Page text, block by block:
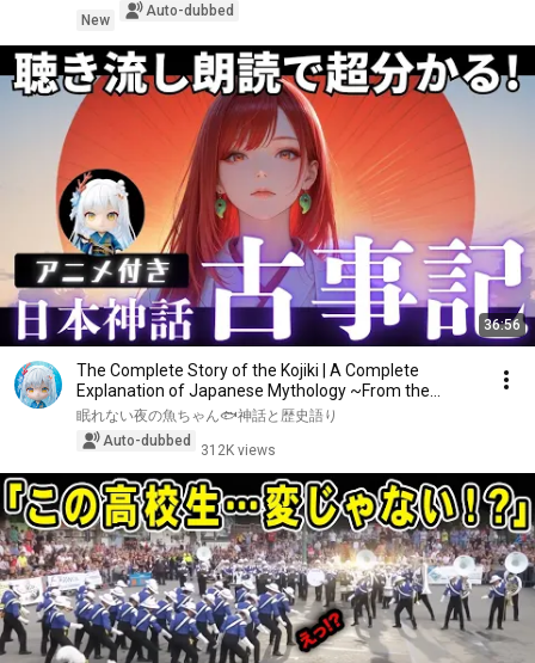
陽一】
New
Auto-dubbed
36:56
The Complete Story of the Kojiki | A Complete
Explanation of Japanese Mythology ~From the
Creatio...
眠れない夜の魚ちゃん🐟神話と歴史語り
Auto-dubbed
312K views